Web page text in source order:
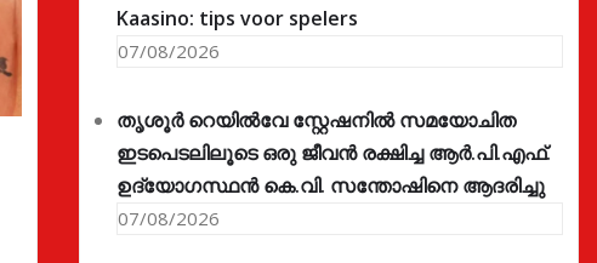
Kaasino: tips voor spelers
07/08/2026
തൃശൂർ റെയിൽവേ സ്റ്റേഷനിൽ സമയോചിത
ഇടപെടലിലൂടെ ഒരു ജീവൻ രക്ഷിച്ച ആർ.പി.എഫ്.
ഉദ്യോഗസ്ഥൻ കെ.വി. സന്തോഷിനെ ആദരിച്ചു
07/08/2026